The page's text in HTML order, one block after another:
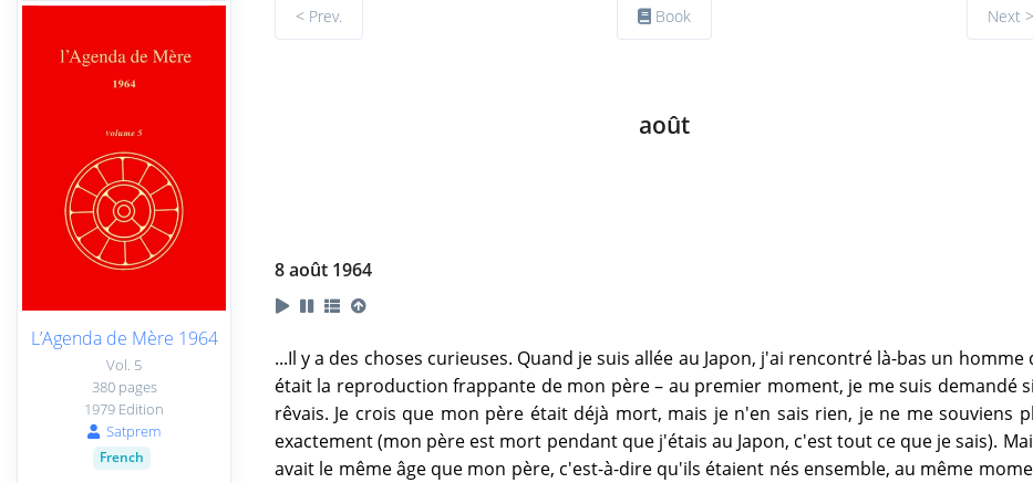
L’Agenda de Mère 1964
Vol. 5
380 pages
1979 Edition
Satprem
French
< Prev. Book Next >
août
8 août 1964
...Il y a des choses curieuses. Quand je suis allée au Japon, j'ai rencontré là-bas un homme
était la reproduction frappante de mon père – au premier moment, je me suis demandé
rêvais. Je crois que mon père était déjà mort, mais je n'en sais rien, je ne me souviens
exactement (mon père est mort pendant que j'étais au Japon, c'est tout ce que je sais).
avait le même âge que mon père, c'est-à-dire qu'ils étaient nés ensemble, au même